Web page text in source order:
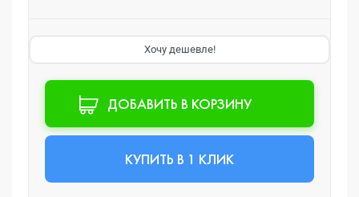
Хочу дешевле!
ДОБАВИТЬ В КОРЗИНУ
КУПИТЬ В 1 КЛИК